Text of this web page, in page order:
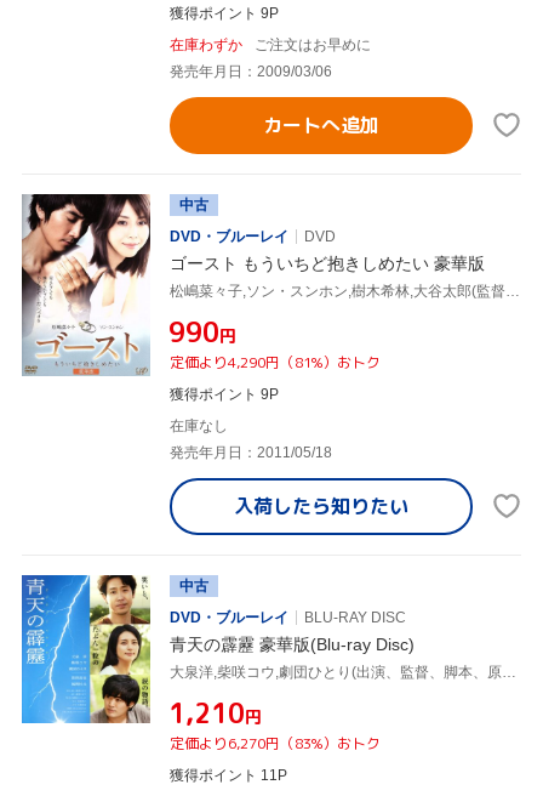
獲得ポイント 9P
在庫わずか
ご注文はお早めに
発売年月日：2009/03/06
カートへ追加
中古
DVD・ブルーレイ
DVD
ゴースト もういちど抱きしめたい 豪華版
¥990円
定価より4,290円（81%）おトク
獲得ポイント 9P
在庫なし
発売年月日：2011/05/18
入荷したら知りたい
中古
DVD・ブルーレイ
BLU-RAY DISC
青天の霹靂 豪華版(Blu-ray Disc)
大泉洋,柴咲コウ,劇団ひとり(出演、監督、脚本、原作),佐藤直紀(音楽)
¥1,210円
定価より6,270円（83%）おトク
獲得ポイント 11P